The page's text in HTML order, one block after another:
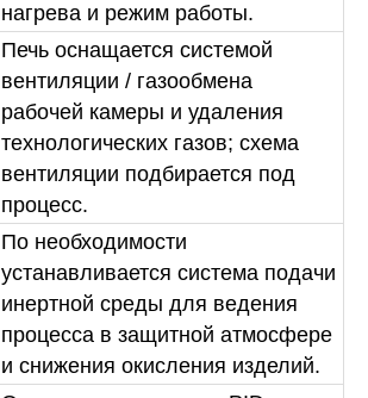
нагрева и режим работы.
Печь оснащается системой
вентиляции / газообмена
рабочей камеры и удаления
технологических газов; схема
вентиляции подбирается под
процесс.
По необходимости
устанавливается система подачи
инертной среды для ведения
процесса в защитной атмосфере
и снижения окисления изделий.